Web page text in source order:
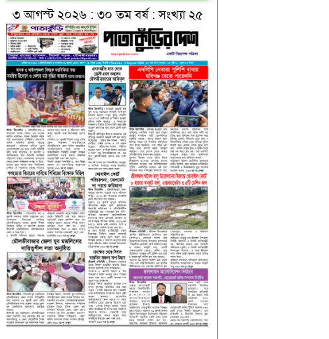
৩ আগস্ট ২০২৬ : ৩০ তম বর্ষ : সংখ্যা ২৫